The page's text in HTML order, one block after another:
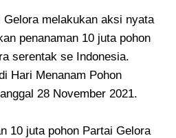
melakukan aksi nyata
penanaman 10 juta pohon
serentak se Indonesia.
Hari Menanam Pohon
28 November 2021.
10 juta pohon Partai Gelora